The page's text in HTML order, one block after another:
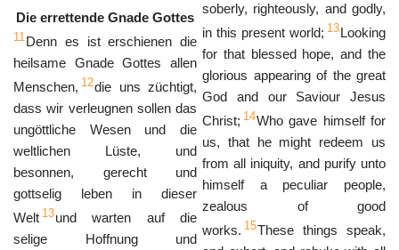
Die errettende Gnade Gottes
11Denn es ist erschienen die
heilsame Gnade Gottes allen
Menschen, 12die uns züchtigt,
dass wir verleugnen sollen das
ungöttliche Wesen und die
weltlichen Lüste, und
besonnen, gerecht und
gottselig leben in dieser
Welt 13und warten auf die
selige Hoffnung und
soberly, righteously, and godly,
in this present world; 13Looking
for that blessed hope, and the
glorious appearing of the great
God and our Saviour Jesus
Christ; 14Who gave himself for
us, that he might redeem us
from all iniquity, and purify unto
himself a peculiar people,
zealous of good
works. 15These things speak,